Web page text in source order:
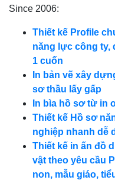
Since 2006:
Thiết kế Profile
năng lực công ty,
1 cuốn
In bản vẽ xây
sơ thầu lấy gấp
In bìa hồ sơ từ in
Thiết kế Hồ sơ
nghiệp nhanh dễ
Thiết kế in ấn đồ
vật theo yêu cầu
non, mẫu giáo,